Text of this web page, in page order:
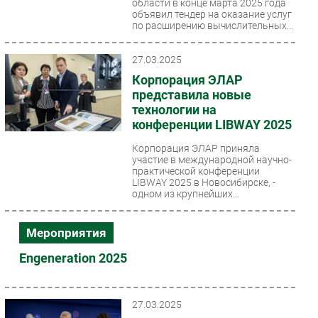
области в конце марта 2025 года
объявил тендер на оказание услуг
по расширению вычислительных...
27.03.2025
Корпорация ЭЛАР
представила новые
технологии на
конференции LIBWAY 2025
Корпорация ЭЛАР приняла
участие в международной научно-
практической конференции
LIBWAY 2025 в Новосибирске, -
одном из крупнейших...
Мероприятия
Engeneration 2025
27.03.2025